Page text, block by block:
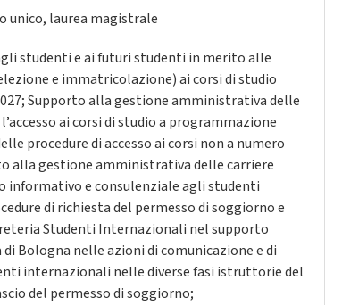
unico, laurea magistrale
studenti e ai futuri studenti in merito alle
e immatricolazione) ai corsi di studio
Supporto alla gestione amministrativa delle
ai corsi di studio a programmazione
procedure di accesso ai corsi non a numero
alla gestione amministrativa delle carriere
informativo e consulenziale agli studenti
di richiesta del permesso di soggiorno e
Studenti Internazionali nel supporto
Bologna nelle azioni di comunicazione e di
internazionali nelle diverse fasi istruttorie del
del permesso di soggiorno;